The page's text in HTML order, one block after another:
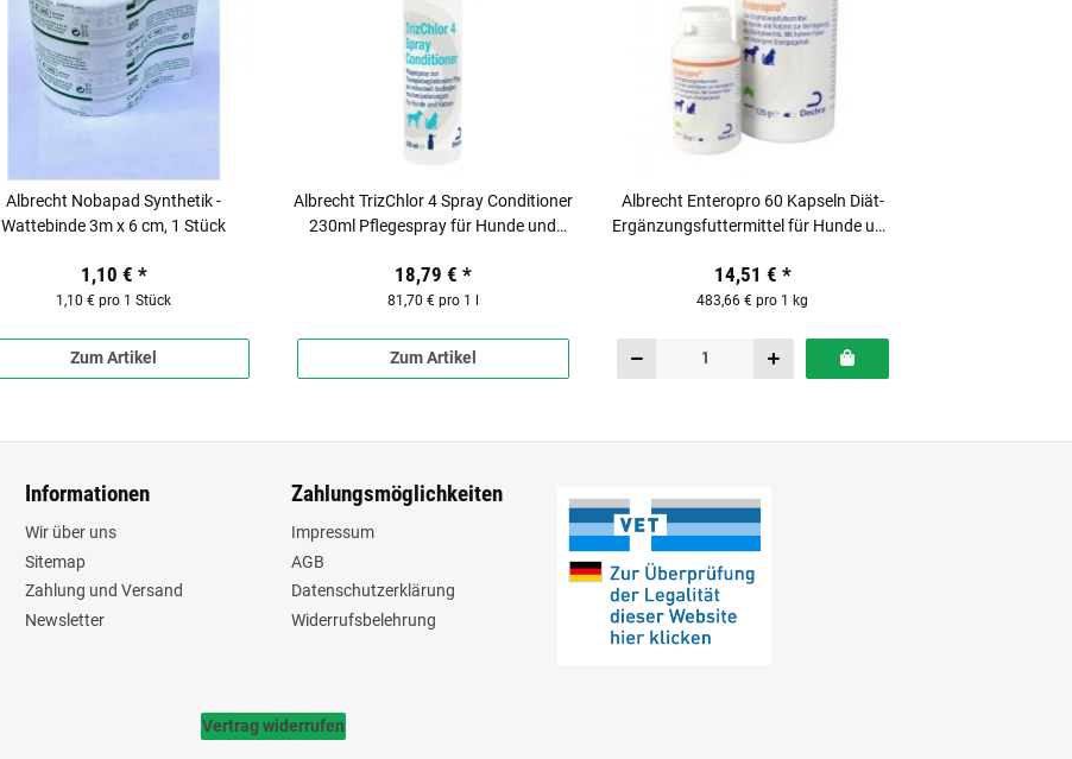
Albrecht Nobapad Synthetik -
Wattebinde 3m x 6 cm, 1 Stück
1,10 € *
1,10 € pro 1 Stück
Zum Artikel
Albrecht TrizChlor 4 Spray Conditioner
230ml Pflegespray für Hunde und
18,79 € *
81,70 € pro 1 l
Zum Artikel
Albrecht Enteropro 60 Kapseln Diät-
Ergänzungsfuttermittel für Hunde und
14,51 € *
483,66 € pro 1 kg
Informationen
Wir über uns
Sitemap
Zahlung und Versand
Newsletter
Zahlungsmöglichkeiten
Impressum
AGB
Datenschutzerklärung
Widerrufsbelehrung
Vertrag widerrufen